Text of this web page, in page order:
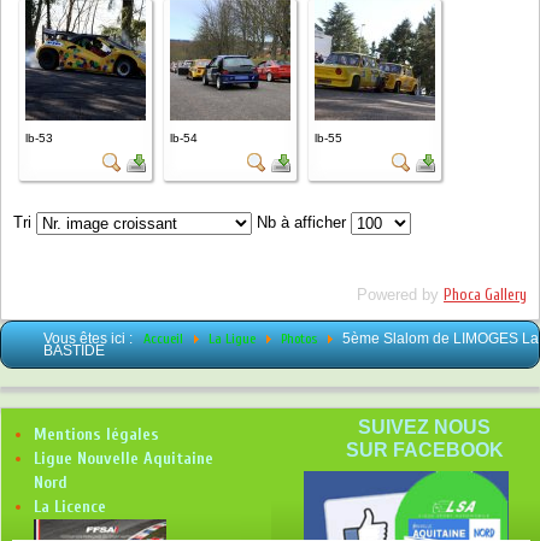
lb-53 lb-54 lb-55
Tri Nb à afficher
Powered by Phoca Gallery
Vous êtes ici :Accueil La Ligue Photos 5ème Slalom de LIMOGES La
BASTIDE
Mentions légales
Ligue Nouvelle Aquitaine
Nord
La Licence
SUIVEZ NOUS
SUR FACEBOOK